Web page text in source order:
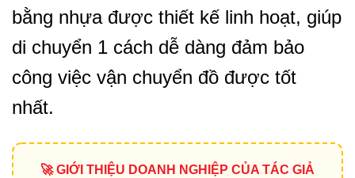
bằng nhựa được thiết kế linh hoạt, giúp
di chuyển 1 cách dễ dàng đảm bảo
công việc vận chuyển đồ được tốt
nhất.
🚀 GIỚI THIỆU DOANH NGHIỆP CỦA TÁC GIẢ